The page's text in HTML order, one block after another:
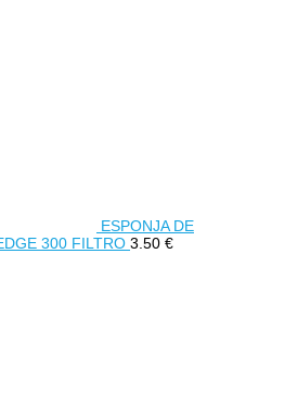
ESPONJA DE
300 FILTRO 3.50 €